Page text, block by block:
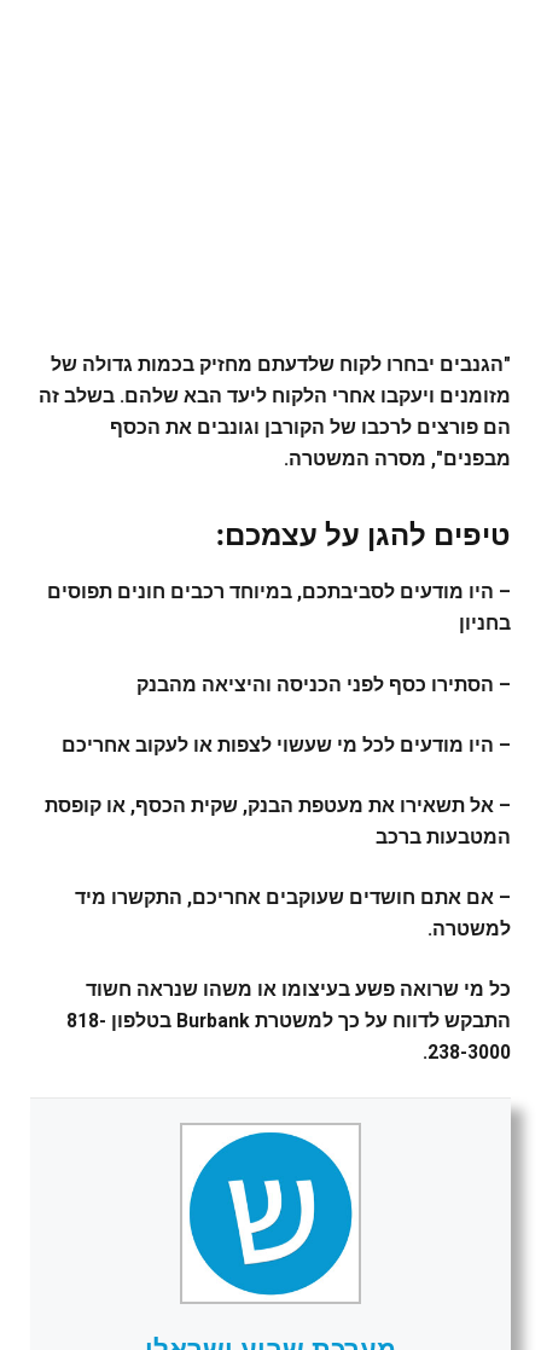
"הגנבים יבחרו לקוח שלדעתם מחזיק בכמות גדולה של
מזומנים ויעקבו אחרי הלקוח ליעד הבא שלהם. בשלב זה
הם פורצים לרכבו של הקורבן וגונבים את הכסף
מבפנים", מסרה המשטרה.
טיפים להגן על עצמכם:
– היו מודעים לסביבתכם, במיוחד רכבים חונים תפוסים
בחניון
– הסתירו כסף לפני הכניסה והיציאה מהבנק
– היו מודעים לכל מי שעשוי לצפות או לעקוב אחריכם
– אל תשאירו את מעטפת הבנק, שקית הכסף, או קופסת
המטבעות ברכב
– אם אתם חושדים שעוקבים אחריכם, התקשרו מיד
למשטרה.
כל מי שרואה פשע בעיצומו או משהו שנראה חשוד
התבקש לדווח על כך למשטרת Burbank בטלפון 818-
238-3000.